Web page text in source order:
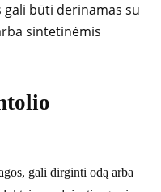
gali būti derinamas su
sintetinėmis
gali dirginti odą arba